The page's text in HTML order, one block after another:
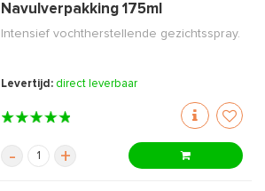
Navulverpakking 175ml
Intensief vochtherstellende gezichtsspray.
Levertijd: direct leverbaar
- +